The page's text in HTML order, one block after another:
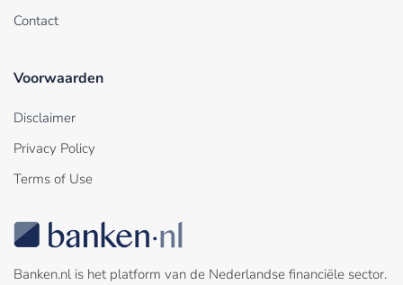
Contact
Voorwaarden
Disclaimer
Privacy Policy
Terms of Use
Banken.nl is het platform van de Nederlandse financiële sector.